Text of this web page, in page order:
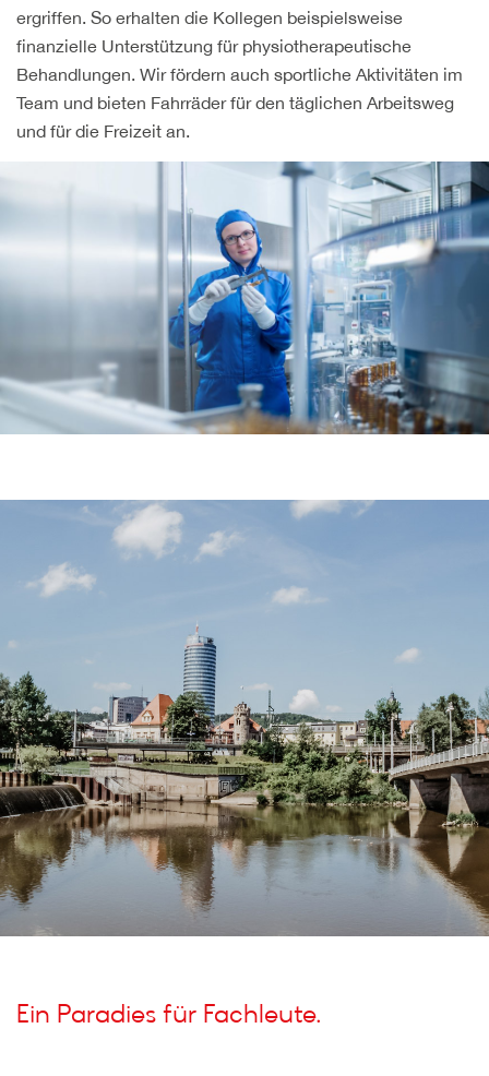
ergriffen. So erhalten die Kollegen beispielsweise
finanzielle Unterstützung für physiotherapeutische
Behandlungen. Wir fördern auch sportliche Aktivitäten im
Team und bieten Fahrräder für den täglichen Arbeitsweg
und für die Freizeit an.
Ein Paradies für Fachleute.